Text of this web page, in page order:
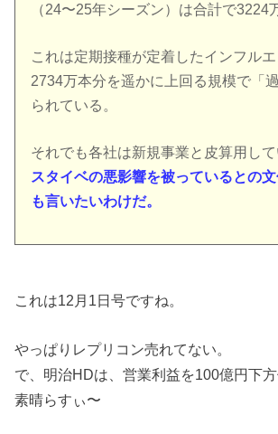
（24〜25年シーズン）は合計で3224
これは定期接種が定着したインフル
2734万本分を遥かに上回る規模で「
られている。
それでも各社は新規事業と皮算用して
スタイベの悪影響を被っているとの
も言いたいわけだ。
これは12月1日号ですね。
やっぱりレプリコン売れてない。
で、明治HDは、営業利益を100億円下方
素晴らすぃ〜